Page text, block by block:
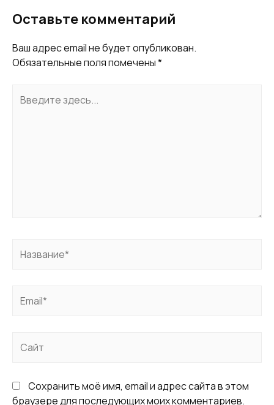
Оставьте комментарий
Ваш адрес email не будет опубликован.
Обязательные поля помечены*
здесь...
Сохранить моё имя, email и адрес сайта в этом
браузере для последующих моих комментариев.